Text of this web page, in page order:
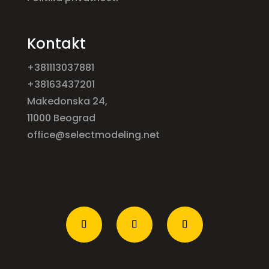
Kontakt
+381113037881
+38163437201
Makedonska 24,
11000 Beograd
office@selectmodeling.net